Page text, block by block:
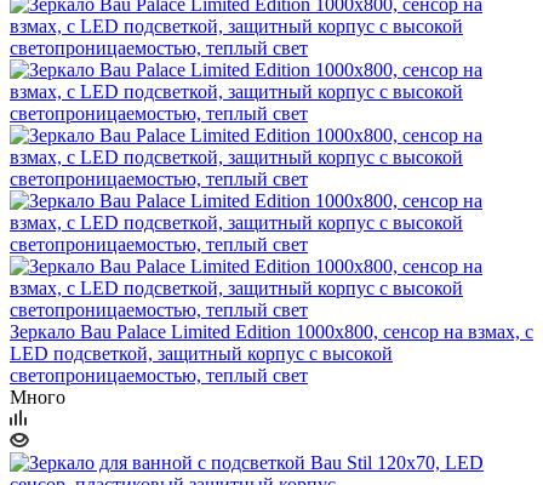
Зеркало Bau Palace Limited Edition 1000х800, сенсор на взмах, c
LED подсветкой, защитный корпус с высокой
светопроницаемостью, теплый свет
Много